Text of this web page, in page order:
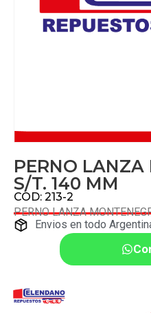
PERNO LANZA
S/T. 140 MM
COD: 213-2
PERNO LANZA
Envios en todo